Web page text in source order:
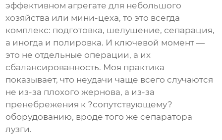
эффективном агрегате для небольшого
хозяйства или мини-цеха, то это всегда
комплекс: подготовка, шелушение, сепарация,
а иногда и полировка. И ключевой момент —
это не отдельные операции, а их
сбалансированность. Моя практика
показывает, что неудачи чаще всего случаются
не из-за плохого жернова, а из-за
пренебрежения к ?сопутствующему?
оборудованию, вроде того же сепаратора
лузги.